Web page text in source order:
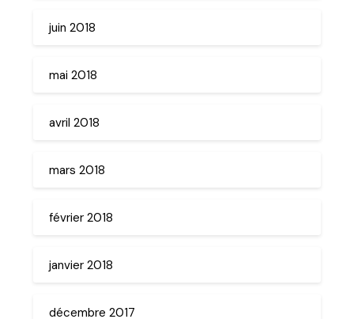
juin 2018
mai 2018
avril 2018
mars 2018
février 2018
janvier 2018
décembre 2017